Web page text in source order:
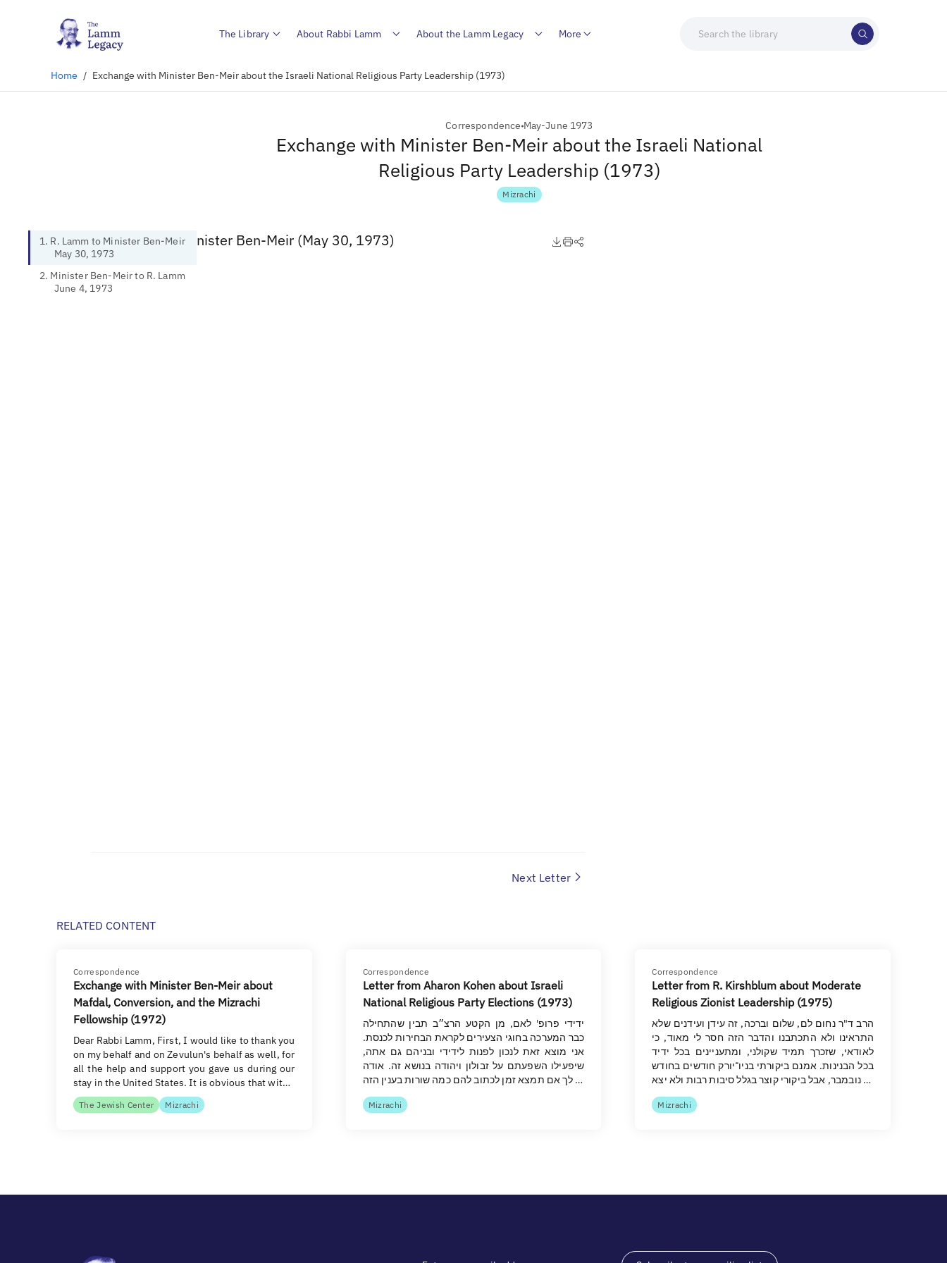
The Library About Rabbi Lamm About the Lamm Legacy More
Home / Exchange with Minister Ben-Meir about the Israeli National Religious Party Leadership (1973)
Correspondence May-June 1973
Exchange with Minister Ben-Meir about the Israeli National
Religious Party Leadership (1973)
Mizrachi
1. R. Lamm to Minister Ben-Meir
May 30, 1973
2. Minister Ben-Meir to R. Lamm
June 4, 1973
1. R. Lamm to Minister Ben-Meir (May 30, 1973)
Next Letter
RELATED CONTENT
Correspondence
Exchange with Minister Ben-Meir about
Mafdal, Conversion, and the Mizrachi
Fellowship (1972)
Dear Rabbi Lamm, First, I would like to thank you
on my behalf and on Zevulun's behalf as well, for
all the help and support you gave us during our
stay in the United States. It is obvious that wit…
The Jewish Center Mizrachi
Correspondence
Letter from Aharon Kohen about Israeli
National Religious Party Elections (1973)
ידידי פרופ' לאם, מן הקטע הרצ״ב תבין שהתחילה
כבר המערכה בחוגי הצעירים לקראת הבחירות לכנסת.
אני מוצא זאת לנכון לפנות לידידי ובניהם גם אתה,
שיפעילו השפעתם על זבולון ויהודה בנושא זה. אודה
לך אם תמצא זמן לכתוב להם כמה שורות בענין הזה …
Mizrachi
Correspondence
Letter from R. Kirshblum about Moderate
Religious Zionist Leadership (1975)
הרב ד"ר נחום לם, שלום וברכה, זה עידן ועידנים שלא
התראינו ולא התכתבנו והדבר הזה חסר לי מאוד, כי
לאודאי, שזכרך תמיד שקולני, ומתעניינים בכל ידיד
בכל הבנינות. אמנם ביקורתי בניו־יורק חודשים בחודש
נובמבר, אבל ביקורי קוצר בגלל סיבות רבות ולא יצא …
Mizrachi